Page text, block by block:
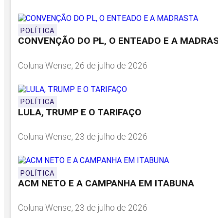
POLÍTICA
CONVENÇÃO DO PL, O ENTEADO E A
Coluna Wense, 26 de julho de 2026
POLÍTICA
LULA, TRUMP E O TARIFAÇO
Coluna Wense, 23 de julho de 2026
POLÍTICA
ACM NETO E A CAMPANHA EM ITABUNA
Coluna Wense, 23 de julho de 2026